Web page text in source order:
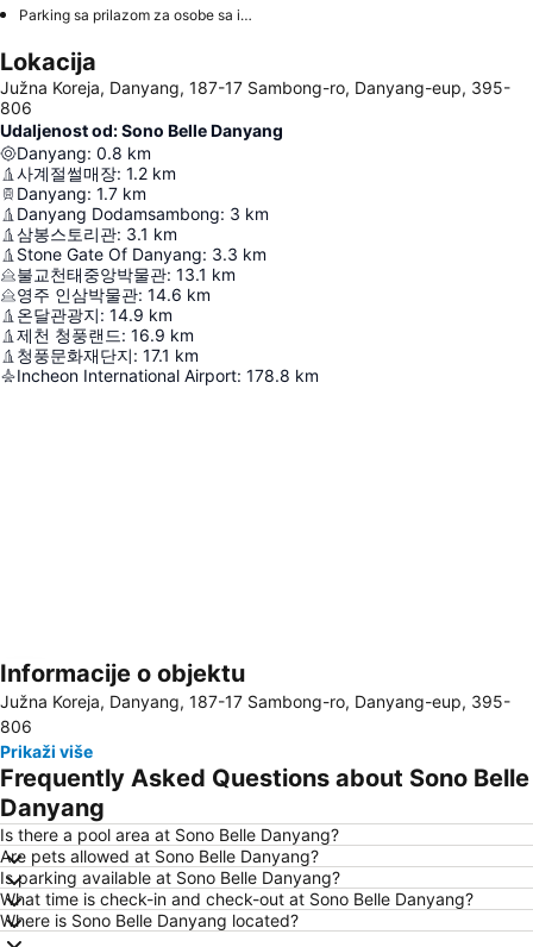
Parking sa prilazom za osobe sa invaliditetom
Lokacija
Južna Koreja, Danyang, 187-17 Sambong-ro, Danyang-eup, 395-
806
Udaljenost od: Sono Belle Danyang
Danyang: 0.8 km
사계절썰매장: 1.2 km
Danyang: 1.7 km
Danyang Dodamsambong: 3 km
삼봉스토리관: 3.1 km
Stone Gate Of Danyang: 3.3 km
불교천태중앙박물관: 13.1 km
영주 인삼박물관: 14.6 km
온달관광지: 14.9 km
제천 청풍랜드: 16.9 km
청풍문화재단지: 17.1 km
Incheon International Airport: 178.8 km
Proširi mapu
Informacije o objektu
Južna Koreja, Danyang, 187-17 Sambong-ro, Danyang-eup, 395-
806
Prikaži više
Frequently Asked Questions about Sono Belle
Danyang
Is there a pool area at Sono Belle Danyang?
Are pets allowed at Sono Belle Danyang?
Is parking available at Sono Belle Danyang?
What time is check-in and check-out at Sono Belle Danyang?
Where is Sono Belle Danyang located?